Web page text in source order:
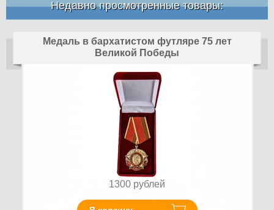
Недавно просмотренные товары:
Медаль в бархатистом футляре 75 лет
Великой Победы
1300 рублей